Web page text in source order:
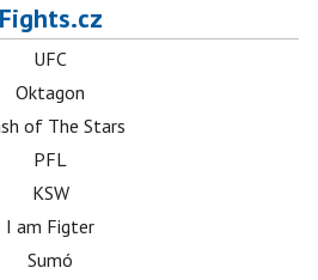
Fights.cz
UFC
Oktagon
of The Stars
PFL
KSW
I am Figter
Sumó